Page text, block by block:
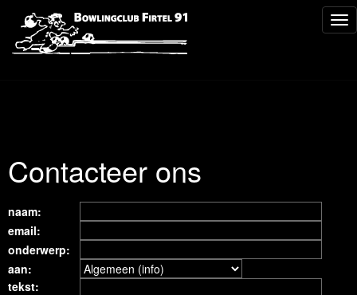
Contacteer ons
naam:
email:
onderwerp:
aan:
tekst: